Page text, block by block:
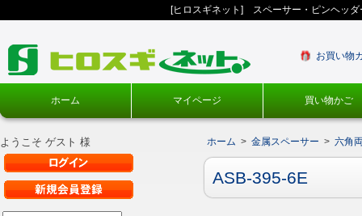
[ヒロスギネット] スペーサー・ピンヘッ
お買い物
ホーム マイページ 買い物かご
ようこそ ゲスト 様 ホーム > 金属スペーサー > 六角
ASB-395-6E